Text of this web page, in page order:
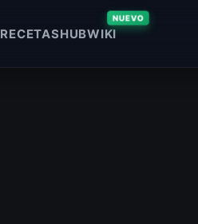
RECETASHUBWIKI
NUEVO